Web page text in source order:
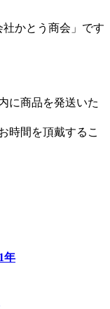
かとう商会」です
に商品を発送いた
時間を頂戴するこ
年